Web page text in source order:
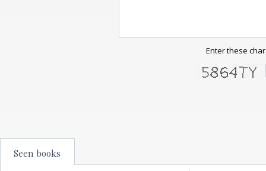
Enter these
Seen books